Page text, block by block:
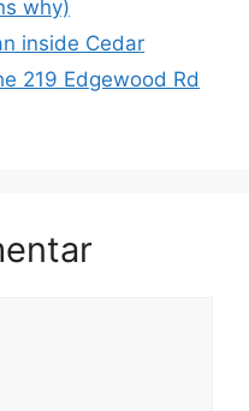
why)
inside Cedar
219 Edgewood Rd